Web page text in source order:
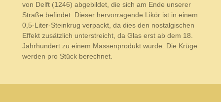
von Delft (1246) abgebildet, die sich am Ende unserer
Straße befindet. Dieser hervorragende Likör ist in einem
0,5-Liter-Steinkrug verpackt, da dies den nostalgischen
Effekt zusätzlich unterstreicht, da Glas erst ab dem 18.
Jahrhundert zu einem Massenprodukt wurde. Die Krüge
werden pro Stück berechnet.